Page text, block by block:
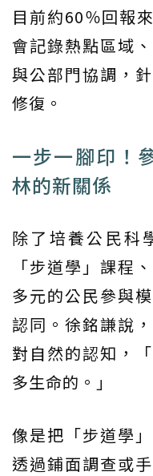
目前約60％回報
會記錄熱點區域
與公部門協調，
修復。
一步一腳印！
林的新關係
除了培養公民科
「步道學」課程
多元的公民參與
認同。徐銘謙說
對自然的認知，
多生命的。」
像是把「步道學
透過鋪面調查或